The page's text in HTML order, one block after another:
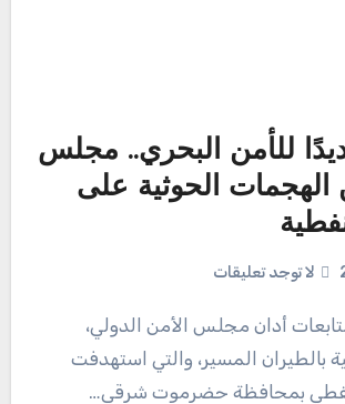
للأمن البحري.. مجلس
الهجمات الحوثية على
لا توجد تعليقات
بالطيران المسير، والتي استهدفت
بمحافظة حضرموت شرقي…